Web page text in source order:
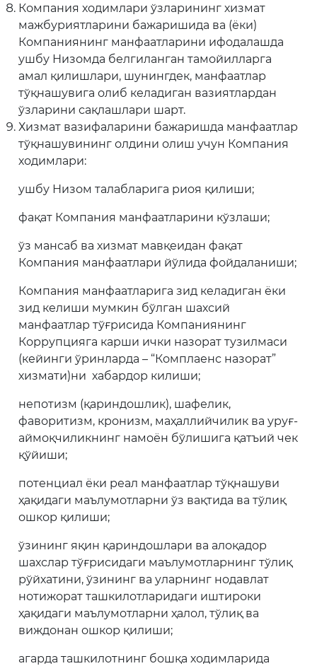
Компания ходимлари ўзларининг хизмат
мажбуриятларини бажаришида ва (ёки)
Компаниянинг манфаатларини ифодалашда
ушбу Низомда белгиланган тамойилларга
амал қилишлари, шунингдек, манфаатлар
тўқнашувига олиб келадиган вазиятлардан
ўзларини сақлашлари шарт.
Хизмат вазифаларини бажаришда манфаатлар
тўқнашувининг олдини олиш учун Компания
ходимлари:
ушбу Низом талабларига риоя қилиши;
фақат Компания манфаатларини кўзлаши;
ўз мансаб ва хизмат мавқеидан фақат
Компания манфаатлари йўлида фойдаланиши;
Компания манфаатларига зид келадиган ёки
зид келиши мумкин бўлган шахсий
манфаатлар тўғрисида Компаниянинг
Коррупцияга карши ички назорат тузилмаси
(кейинги ўринларда – “Комплаенс назорат”
хизмати)ни хабардор килиши;
непотизм (қариндошлик), шафелик,
фаворитизм, кронизм, маҳаллийчилик ва уруғ-
аймоқчиликнинг намоён бўлишига қатъий чек
қўйиши;
потенциал ёки реал манфаатлар тўқнашуви
ҳақидаги маълумотларни ўз вақтида ва тўлиқ
ошкор қилиши;
ўзининг яқин қариндошлари ва алоқадор
шахслар тўғрисидаги маълумотларнинг тўлиқ
рўйхатини, ўзининг ва уларнинг нодавлат
нотижорат ташкилотларидаги иштироки
ҳақидаги маълумотларни ҳалол, тўлиқ ва
виждонан ошкор қилиши;
агарда ташкилотнинг бошқа ходимларида